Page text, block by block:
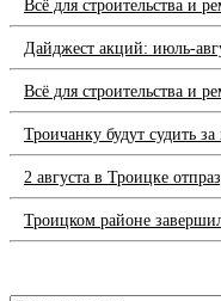
Всё для строительства и
Дайджест акций: июль-
Всё для строительства и
Троичанку будут судить
2 августа в Троицке
Троицком районе